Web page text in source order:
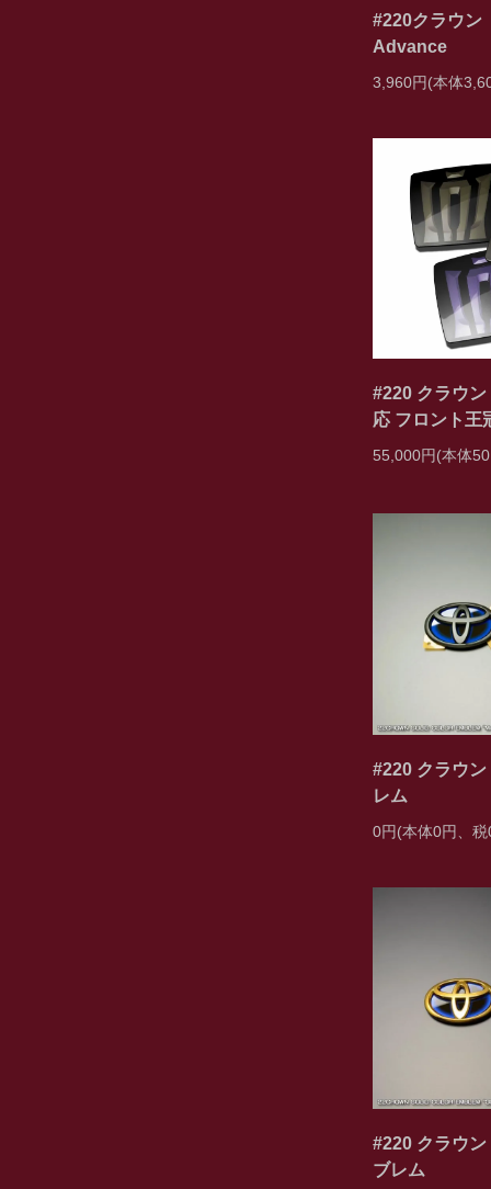
#220クラウ
Advance
3,960円(本体
#220 クラウ
応 フロント王
55,000円(本体
#220 クラウ
レム
0円(本体0円、
#220 クラウ
ブレム